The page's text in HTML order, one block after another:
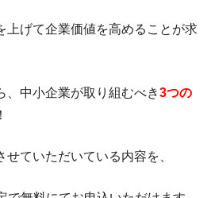
上げて企業価値を高めることが求
、中小企業が取り組むべき3つの
ていただいている内容を、